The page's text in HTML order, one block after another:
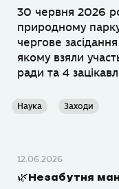
30 червня 2026
природному
чергове
якому взяли
ради та 4
Наука Заходи
12.06.2026
🌿Незабутня